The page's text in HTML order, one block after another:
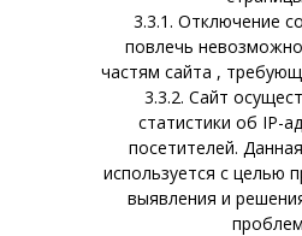
3.3.1. Отключение
повлечь
частям сайта ,
3.3.2. Сайт
статистики об IP-
посетителей.
используется с целью
выявления и